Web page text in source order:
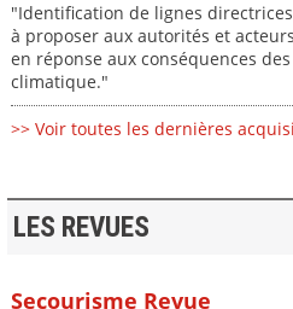
"Identification de lignes
à proposer aux autorités et
en réponse aux conséquences
climatique."
>> Voir toutes les dernières
LES REVUES
Secourisme Revue